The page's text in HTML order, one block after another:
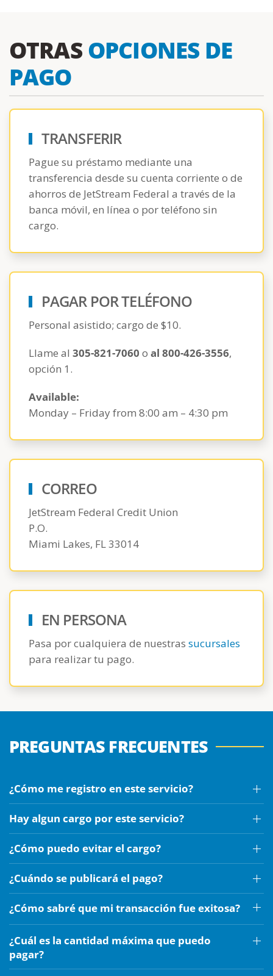
OTRASOPCIONES DE
PAGO
TRANSFERIR
Pague su préstamo mediante una
transferencia desde su cuenta corriente o de
ahorros de JetStream Federal a través de la
banca móvil, en línea o por teléfono sin
cargo.
PAGAR POR TELÉFONO
Personal asistido; cargo de $10.
Llame al 305-821-7060 o al 800-426-3556,
opción 1.
Available:
Monday – Friday from 8:00 am – 4:30 pm
CORREO
JetStream Federal Credit Union
P.O.
Miami Lakes, FL 33014
EN PERSONA
Pasa por cualquiera de nuestras sucursales
para realizar tu pago.
PREGUNTAS FRECUENTES
¿Cómo me registro en este servicio?
Hay algun cargo por este servicio?
¿Cómo puedo evitar el cargo?
¿Cuándo se publicará el pago?
¿Cómo sabré que mi transacción fue exitosa?
¿Cuál es la cantidad máxima que puedo
pagar?